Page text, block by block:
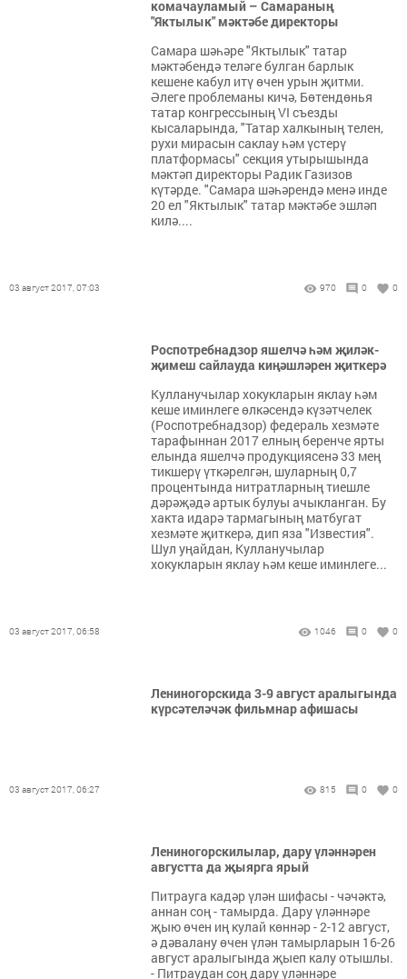
комачауламый – Самараның
"Яктылык" мәктәбе директоры
Самара шәһәре "Яктылык" татар
мәктәбендә теләге булган барлык
кешене кабул итү өчен урын җитми.
Әлеге проблеманы кичә, Бөтендөнья
татар конгрессының VI съезды
кысаларында, "Татар халкының телен,
рухи мирасын саклау һәм үстерү
платформасы" секция утырышында
мәктәп директоры Радик Газизов
күтәрде. "Самара шәһәрендә менә инде
20 ел "Яктылык" татар мәктәбе эшләп
килә....
03 август 2017, 07:03 970 0 0
Роспотребнадзор яшелчә һәм җиләк-
җимеш сайлауда киңәшләрен җиткерә
Кулланучылар хокукларын яклау һәм
кеше иминлеге өлкәсендә күзәтчелек
(Роспотребнадзор) федераль хезмәте
тарафыннан 2017 елның беренче ярты
елында яшелчә продукциясенә 33 мең
тикшерү үткәрелгән, шуларның 0,7
процентында нитратларның тиешле
дәрәҗәдә артык булуы ачыкланган. Бу
хакта идарә тармагының матбугат
хезмәте җиткерә, дип яза "Известия".
Шул уңайдан, Кулланучылар
хокукларын яклау һәм кеше иминлеге...
03 август 2017, 06:58 1046 0 0
Лениногорскида 3-9 август аралыгында
күрсәтеләчәк фильмнар афишасы
03 август 2017, 06:27 815 0 0
Лениногорскилылар, дару үләннәрен
августта да җыярга ярый
Питрауга кадәр үлән шифасы - чәчәктә,
аннан соң - тамырда. Дару үләннәре
җыю өчен иң кулай көннәр - 2-12 август,
ә дәвалану өчен үлән тамырларын 16-26
август аралыгында җыеп калу отышлы.
- Питраудан соң дару үләннәре